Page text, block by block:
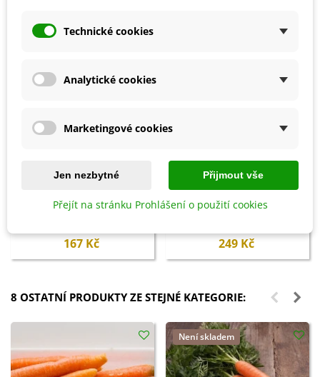
Hoštický hnůj kravský -
167 Kč
Přidat do košíku
Probiotika PROFÍK WEIKI -
249 Kč
8 OSTATNÍ PRODUKTY ZE STEJNÉ KATEGORIE:
Není skladem
Technické cookies
Analytické cookies
Marketingové cookies
Jen nezbytné Přijmout vše
Přejít na stránku Prohlášení o použití cookies